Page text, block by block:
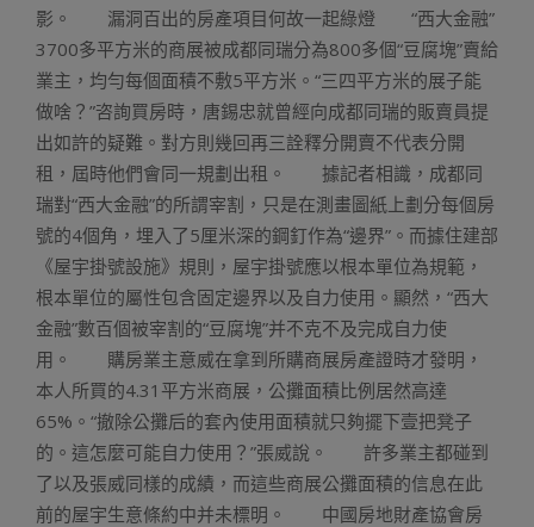
影。 漏洞百出的房產項目何故一起綠燈 “西大金融”
3700多平方米的商展被成都同瑞分為800多個“豆腐塊”賣給
業主，均勻每個面積不敷5平方米。“三四平方米的展子能
做啥？”咨詢買房時，唐錫忠就曾經向成都同瑞的販賣員提
出如許的疑難。對方則幾回再三詮釋分開賣不代表分開
租，屆時他們會同一規劃出租。 據記者相識，成都同
瑞對“西大金融”的所謂宰割，只是在測畫圖紙上劃分每個房
號的4個角，埋入了5厘米深的鋼釘作為“邊界”。而據住建部
《屋宇掛號設施》規則，屋宇掛號應以根本單位為規範，
根本單位的屬性包含固定邊界以及自力使用。顯然，“西大
金融”數百個被宰割的“豆腐塊”并不克不及完成自力使
用。 購房業主意威在拿到所購商展房產證時才發明，
本人所買的4.31平方米商展，公攤面積比例居然高達
65%。“撤除公攤后的套內使用面積就只夠擺下壹把凳子
的。這怎麼可能自力使用？”張威說。 許多業主都碰到
了以及張威同樣的成績，而這些商展公攤面積的信息在此
前的屋宇生意條約中并未標明。 中國房地財產協會房